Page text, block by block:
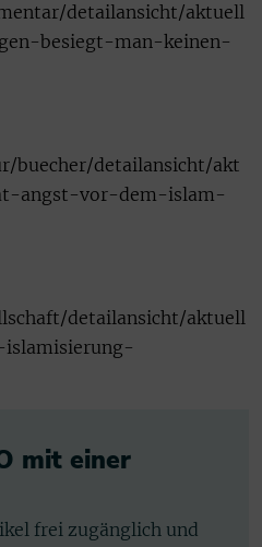
detailansicht/aktuell
besiegt-man-keinen-
buecher/detailansicht/akt
angst-vor-dem-islam-
detailansicht/aktuell
mit einer
frei zugänglich und